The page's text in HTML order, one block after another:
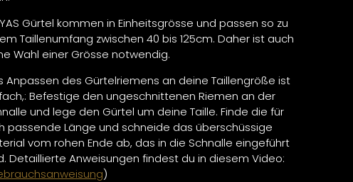
Gürtel kommen in Einheitsgrösse und passen so zu
Taillenumfang zwischen 40 bis 125cm. Daher ist auch
Wahl einer Grösse notwendig.
Anpassen des Gürtelriemens an deine Taillengröße ist
Befestige den ungeschnittenen Riemen an der
und lege den Gürtel um deine Taille. Finde die für
passende Länge und schneide das überschüssige
vom rohen Ende ab, das in die Schnalle eingeführt
Detaillierte Anweisungen findest du in diesem Video:
)